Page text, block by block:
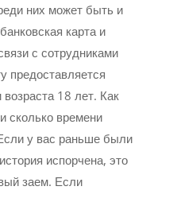
них может быть и
карта и
с сотрудниками
предоставляется
18 лет. Как
сколько времени
у вас раньше были
испорчена, это
заем. Если